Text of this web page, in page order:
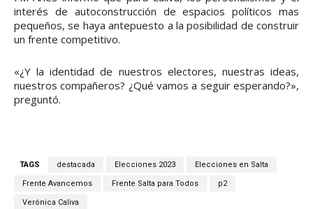
interés de autoconstrucción de espacios políticos mas
pequeños, se haya antepuesto a la posibilidad de construir
un frente competitivo.
«¿Y la identidad de nuestros electores, nuestras ideas,
nuestros compañeros? ¿Qué vamos a seguir esperando?»,
preguntó.
TAGS destacada Elecciones 2023 Elecciones en Salta
Frente Avancemos Frente Salta para Todos p2
Verónica Caliva